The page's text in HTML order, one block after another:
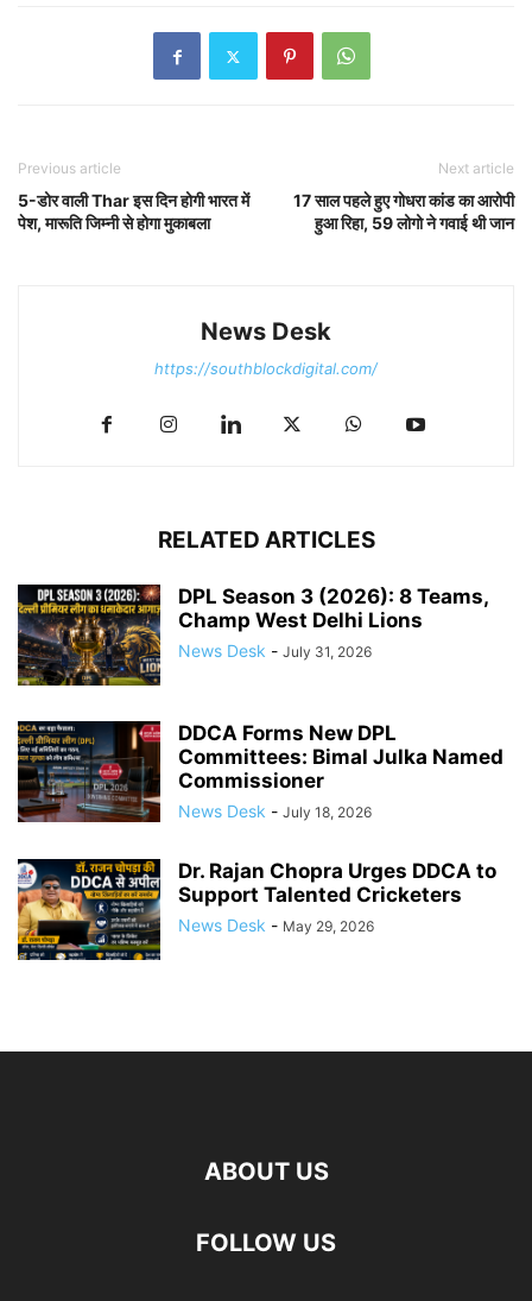
Previous article
5-डोर वाली Thar इस दिन होगी भारत में
पेश, मारूति जिम्नी से होगा मुकाबला
Next article
17 साल पहले हुए गोधरा कांड का आरोपी
हुआ रिहा, 59 लोगो ने गवाई थी जान
News Desk
https://southblockdigital.com/
RELATED ARTICLES
DPL Season 3 (2026): 8 Teams,
Champ West Delhi Lions
News Desk - July 31, 2026
DDCA Forms New DPL
Committees: Bimal Julka Named
Commissioner
News Desk - July 18, 2026
Dr. Rajan Chopra Urges DDCA to
Support Talented Cricketers
News Desk - May 29, 2026
ABOUT US
FOLLOW US